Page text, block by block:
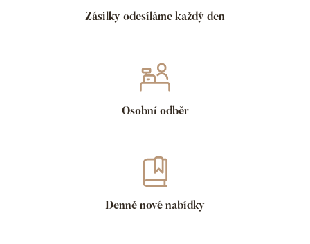
Zásilky odesíláme každý den
Osobní odběr
Denně nové nabídky